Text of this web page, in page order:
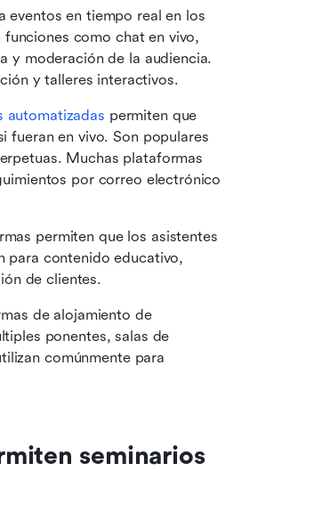
eventos en tiempo real en los
como chat en vivo,
y moderación de la audiencia.
y talleres interactivos.
automatizadas permiten que
fueran en vivo. Son populares
Muchas plataformas
por correo electrónico
permiten que los asistentes
para contenido educativo,
de clientes.
de alojamiento de
ponentes, salas de
comúnmente para
seminarios